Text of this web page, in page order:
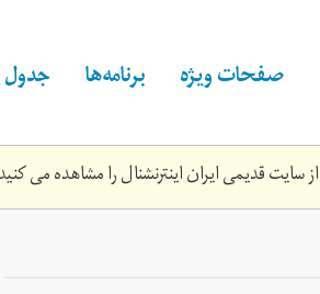
صفحات ویژه برنامه‌ها
قدیمی ایران اینترنشنال را مشاهده می